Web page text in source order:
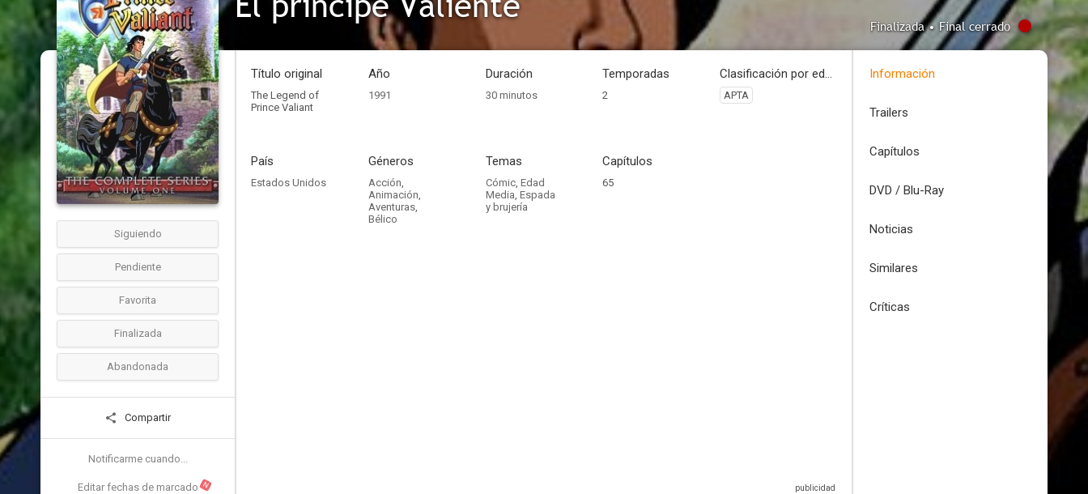
Finalizada • Final cerrado
Siguiendo
Pendiente
Favorita
Finalizada
Abandonada
Compartir
Notificarme cuando...
Editar fechas de marcado N
Título original
The Legend of
Prince Valiant
Año
1991
Duración
30 minutos
Temporadas
2
Clasificación por edades
APTA
País
Estados Unidos
Géneros
Acción,
Animación,
Aventuras,
Bélico
Temas
Cómic, Edad
Media, Espada
y brujería
Capítulos
65
Información
Trailers
Capítulos
DVD / Blu-Ray
Noticias
Similares
Críticas